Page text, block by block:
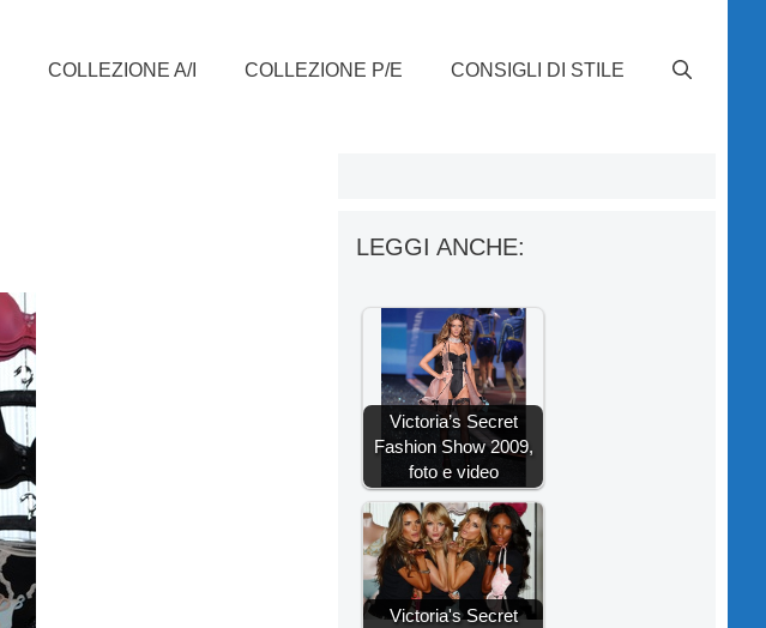
COLLEZIONE A/I COLLEZIONE P/E CONSIGLI DI STILE
LEGGI ANCHE:
Victoria’s Secret
Fashion Show 2009,
foto e video
Victoria's Secret